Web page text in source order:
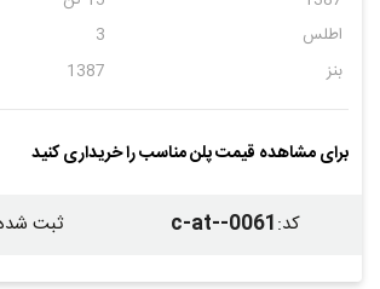
اطلس
3
بنز
1387
برای مشاهده قیمت پلن مناسب را خریداری کنید
کد:
c-at--0061 ثبت